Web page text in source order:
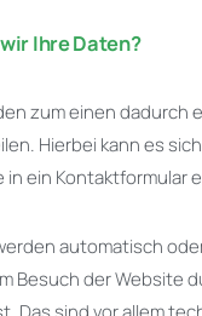
Ihre Daten?
zum einen dadurch
Hierbei kann es
in ein Kontaktformular
automatisch
Besuch der Website